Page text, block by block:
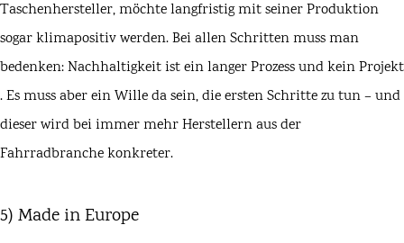
Taschenhersteller, möchte langfristig mit seiner Produktion
sogar klimapositiv werden. Bei allen Schritten muss man
bedenken: Nachhaltigkeit ist einlanger Prozess und kein Projekt
. Es muss aber ein Wille da sein, die ersten Schritte zu tun – und
dieser wird bei immer mehr Herstellern aus der
Fahrradbranche konkreter.
5) Made in Europe